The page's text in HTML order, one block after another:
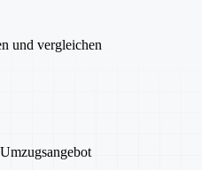
und vergleichen